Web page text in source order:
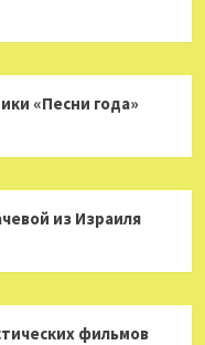
«Песни года»
из Израиля
фильмов